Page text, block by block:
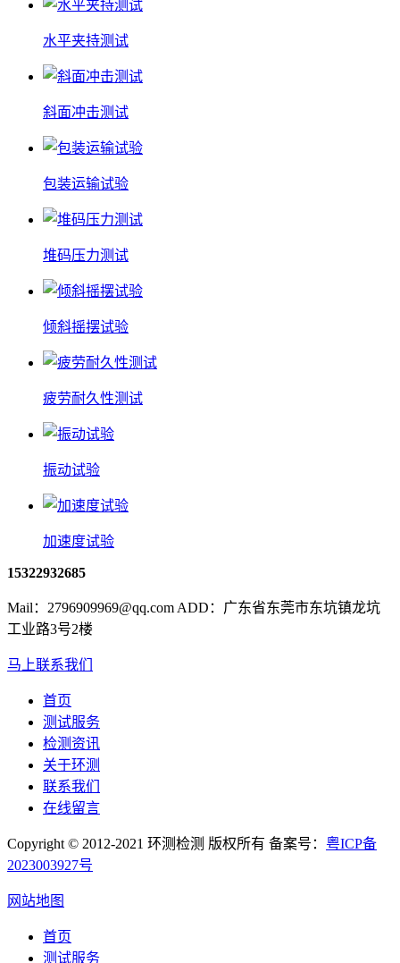
水平夹持测试
斜面冲击测试
包装运输试验
堆码压力测试
倾斜摇摆试验
疲劳耐久性测试
振动试验
加速度试验
15322932685
Mail：2796909969@qq.com ADD：广东省东莞市东坑镇龙坑
工业路3号2楼
马上联系我们
首页
测试服务
检测资讯
关于环测
联系我们
在线留言
Copyright © 2012-2021 环测检测 版权所有 备案号： 粤ICP备
2023003927号
网站地图
首页
测试服务